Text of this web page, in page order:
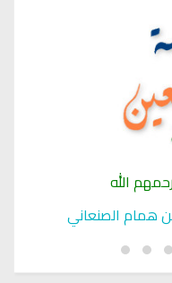
الله
همام الصنعاني